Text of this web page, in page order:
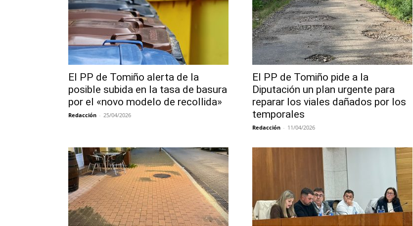
El PP de Tomiño alerta de la
posible subida en la tasa de basura
por el «novo modelo de recollida»
Redacción - 25/04/2026
El PP de Tomiño pide a la
Diputación un plan urgente para
reparar los viales dañados por los
temporales
Redacción - 11/04/2026